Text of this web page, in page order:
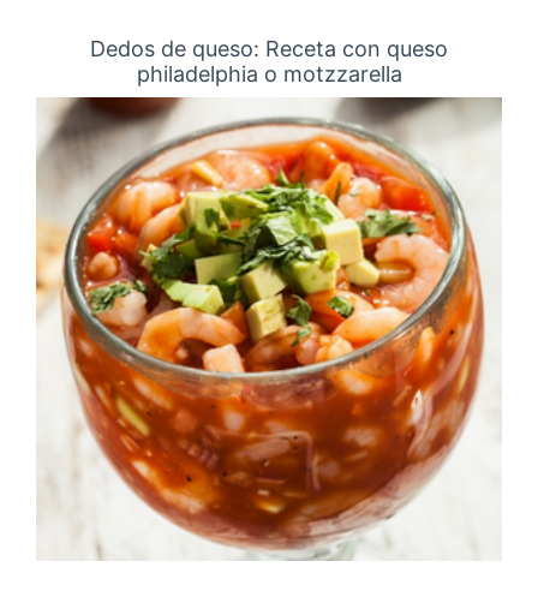
Dedos de queso: Receta con queso
philadelphia o motzzarella